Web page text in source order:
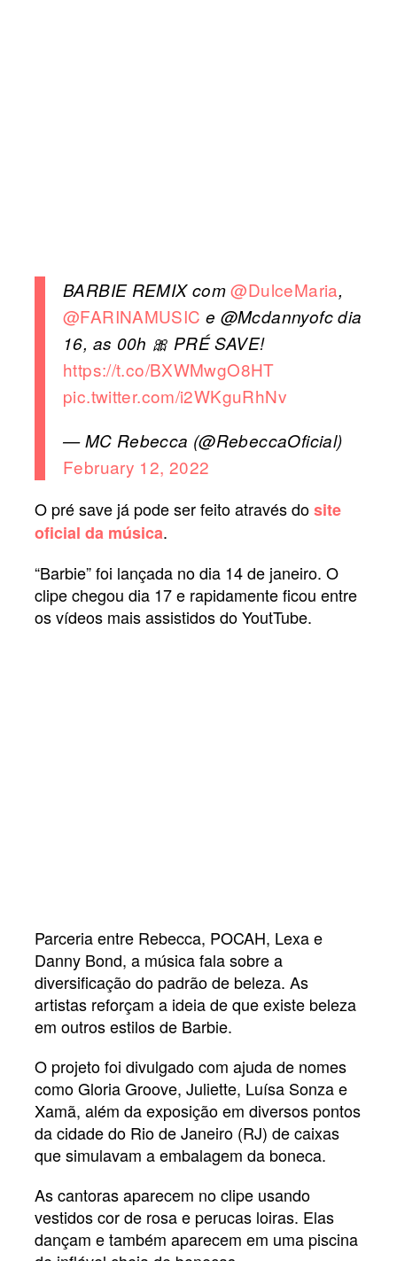
BARBIE REMIX com@DulceMaria,
@FARINAMUSIC e @Mcdannyofc dia
16, as 00h 🎀 PRÉ SAVE!
https://t.co/BXWMwgO8HT
pic.twitter.com/i2WKguRhNv
— MC Rebecca (@RebeccaOficial)
February 12, 2022
O pré save já pode ser feito através dosite
oficial da música.
“Barbie” foi lançada no dia 14 de janeiro. O
clipe chegou dia 17 e rapidamente ficou entre
os vídeos mais assistidos do YoutTube.
Parceria entre Rebecca, POCAH, Lexa e
Danny Bond, a música fala sobre a
diversificação do padrão de beleza. As
artistas reforçam a ideia de que existe beleza
em outros estilos de Barbie.
O projeto foi divulgado com ajuda de nomes
como Gloria Groove, Juliette, Luísa Sonza e
Xamã, além da exposição em diversos pontos
da cidade do Rio de Janeiro (RJ) de caixas
que simulavam a embalagem da boneca.
As cantoras aparecem no clipe usando
vestidos cor de rosa e perucas loiras. Elas
dançam e também aparecem em uma piscina